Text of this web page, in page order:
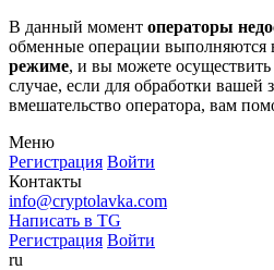
В данный момент операторы
обменные операции выполняются
режиме, и вы можете
случае, если для обработки вашей
вмешательство оператора, вам
Меню
Регистрация Войти
Контакты
info@cryptolavka.com
Написать в TG
Регистрация Войти
ru